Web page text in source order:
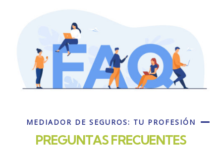
MEDIADOR DE SEGUROS: TU PROFESIÓN
PREGUNTAS FRECUENTES